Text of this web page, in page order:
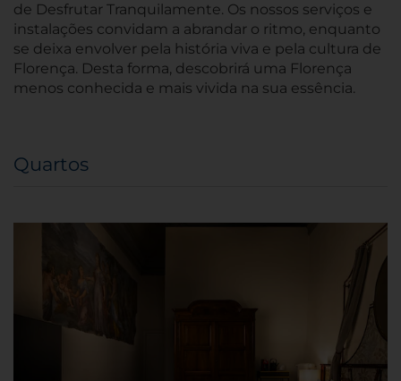
de Desfrutar Tranquilamente. Os nossos serviços e
instalações convidam a abrandar o ritmo, enquanto
se deixa envolver pela história viva e pela cultura de
Florença. Desta forma, descobrirá uma Florença
menos conhecida e mais vivida na sua essência.
Quartos